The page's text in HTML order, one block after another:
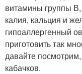
витамины группы
калия, кальция и
гипоаллергенный
приготовить так
давайте
кабачков.